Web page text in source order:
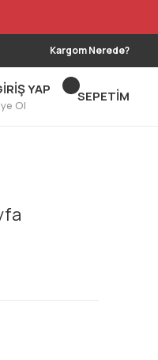
Kargom Nerede?
YAP
Ol
SEPETİM